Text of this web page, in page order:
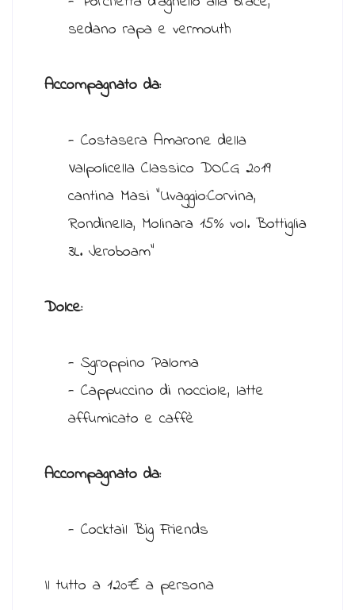
sedano rapa e vermouth
Accompagnato da:
- Costasera Amarone della
Valpolicella Classico DOCG 2019
cantina Masi "Uvaggio:Corvina,
Rondinella, Molinara 15% vol. Bottiglia
3L. Jeroboam"
Dolce:
- Sgroppino Paloma
- Cappuccino di nocciole, latte
affumicato e caffè
Accompagnato da:
- Cocktail Big Friends
Il tutto a 120€ a persona